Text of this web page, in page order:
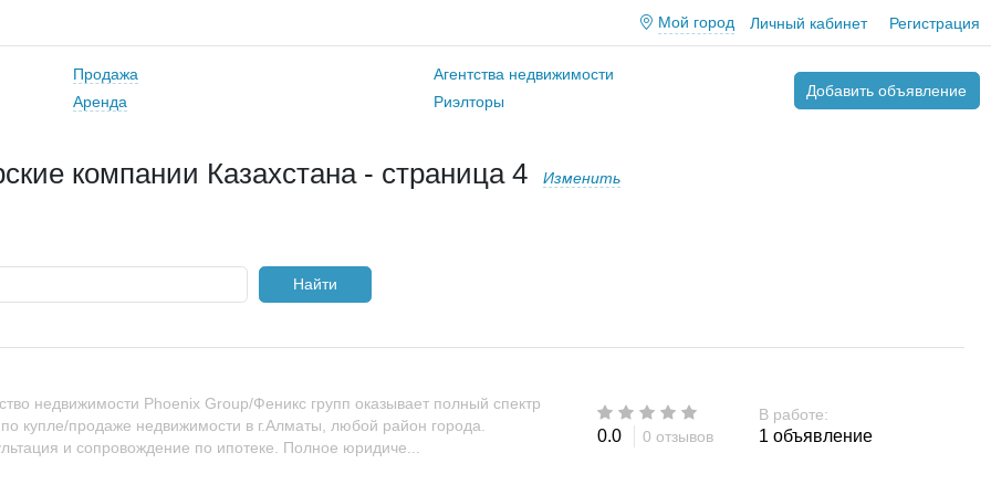
Мой город Личный кабинет Регистрация
Продажа
Аренда
Агентства недвижимости
Риэлторы
Добавить объявление
компании Казахстана - страница 4 Изменить
Найти
недвижимости Phoenix Group/Феникс групп оказывает полный спектр
по купле/продаже недвижимости в г.Алматы, любой район города.
и сопровождение по ипотеке. Полное юридиче...
0.0 0 отзывов
В работе:
1 объявление